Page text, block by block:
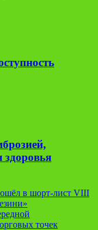
здоровья
в шорт-лист VIII
точек